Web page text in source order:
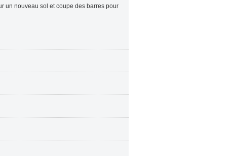
un nouveau sol et coupe des barres pour